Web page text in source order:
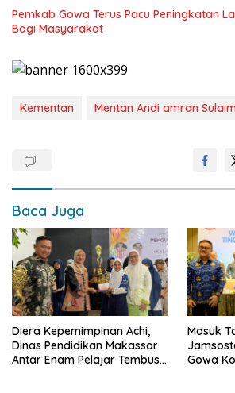
Pemkab Gowa Terus Pacu Peningkatan
Bagi Masyarakat
Kementan Mentan Andi amran
Baca Juga
Diera Kepemimpinan Achi,
Dinas Pendidikan Makassar
Antar Enam Pelajar Tembus
Masuk
Gowa